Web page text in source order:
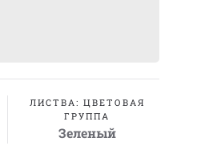
ЛИСТВА: ЦВЕТОВАЯ
ГРУППА
Зеленый